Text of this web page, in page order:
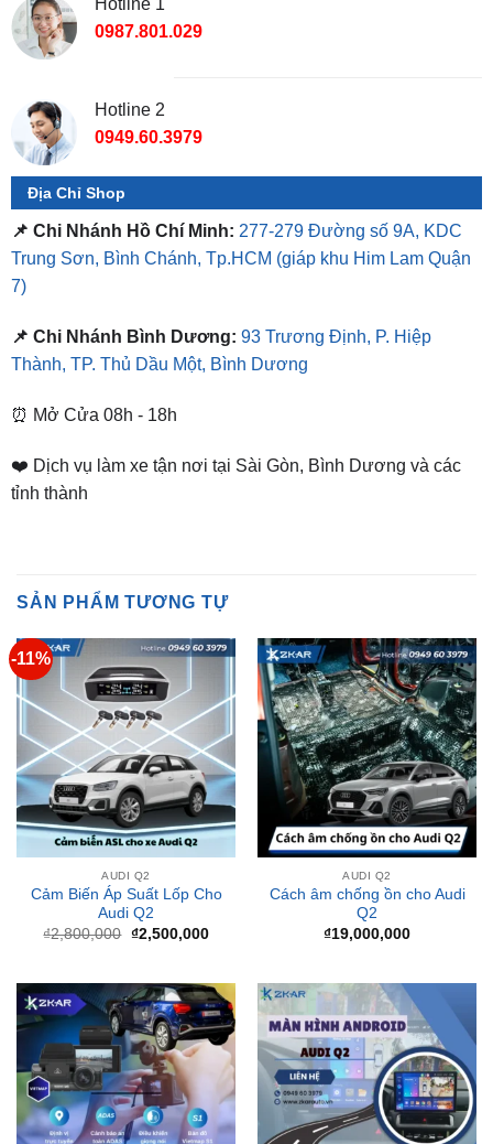
Địa Chỉ Shop
📌 Chi Nhánh Hồ Chí Minh: 277-279 Đường số 9A, KDC
Trung Sơn, Bình Chánh, Tp.HCM
7)
📌 Chi Nhánh Bình Dương:
⏰ Mở Cửa 08h - 18h
❤️ Dịch vụ làm xe tận nơi tại Sài Gòn, Bình Dương và các
-11%
AUDI Q2
Cảm Biến Áp Suất Lốp Cho
Audi Q2
2,800,000
Giá
gốc
là:
₫2,800,000.
₫2,500,000
hiện
tại
₫2,500,000.
AUDI Q2
Cách âm chống ồn cho Audi
Q2
19,000,000